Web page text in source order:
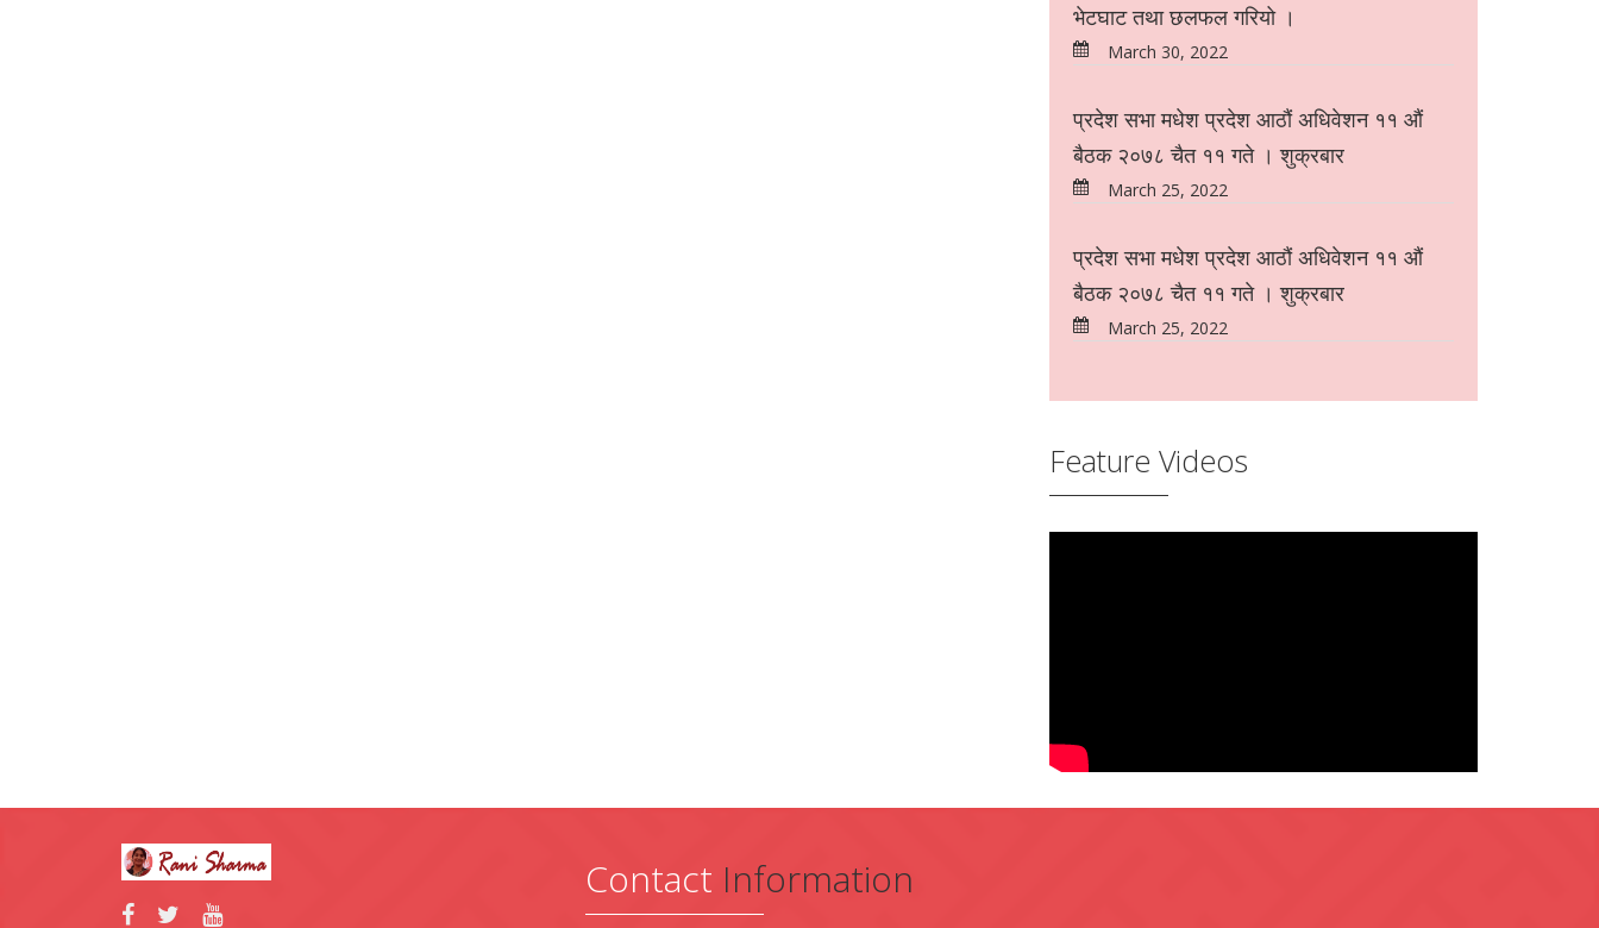
भेटघाट तथा छलफल गरियो ।
March 30, 2022
प्रदेश सभा मधेश प्रदेश आठौं अधिवेशन ११ औं
बैठक २०७८ चैत ११ गते । शुक्रबार
March 25, 2022
प्रदेश सभा मधेश प्रदेश आठौं अधिवेशन ११ औं
बैठक २०७८ चैत ११ गते । शुक्रबार
March 25, 2022
Feature Videos
Contact Information